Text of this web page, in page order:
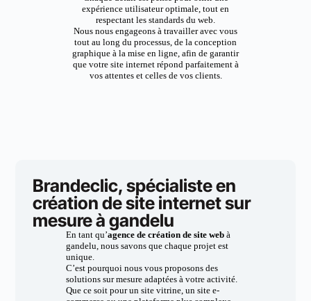
expérience utilisateur optimale, tout en
respectant les standards du web.
Nous nous engageons à travailler avec vous
tout au long du processus, de la conception
graphique à la mise en ligne, afin de garantir
que votre site internet répond parfaitement à
vos attentes et celles de vos clients.
Brandeclic, spécialiste en
création de site internet sur
mesure à gandelu
En tant qu’agence de création de site webà
gandelu, nous savons que chaque projet est
unique.
C’est pourquoi nous vous proposons des
solutions sur mesure adaptées à votre activité.
Que ce soit pour un site vitrine, un site e-